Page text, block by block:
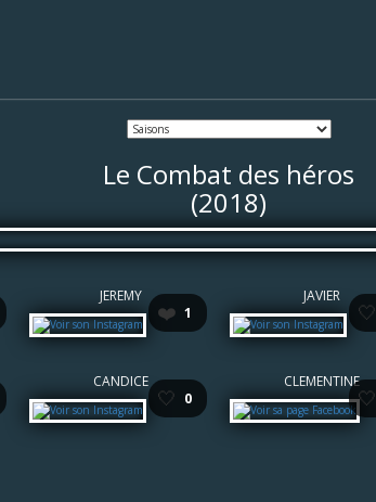
Le Combat des héros
(2018)
JEREMY
❤️ 1
JAVIER
🤍
CANDICE
🤍 0
CLEMENTINE
🤍